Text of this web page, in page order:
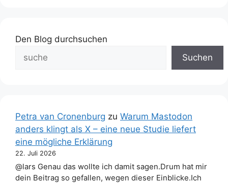
Den Blog durchsuchen
Suchen
Petra van Cronenburg zu Warum Mastodon
anders klingt als X – eine neue Studie liefert
eine mögliche Erklärung
22. Juli 2026
@lars Genau das wollte ich damit sagen.Drum hat mir
dein Beitrag so gefallen, wegen dieser Einblicke.Ich